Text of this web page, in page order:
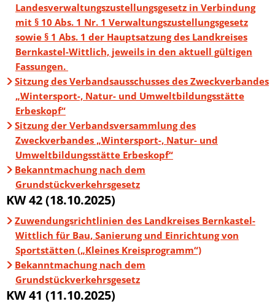
Landesverwaltungszustellungsgesetz in Verbindung
mit § 10 Abs. 1 Nr. 1 Verwaltungszustellungsgesetz
sowie § 1 Abs. 1 der Hauptsatzung des Landkreises
Bernkastel-Wittlich, jeweils in den aktuell gültigen
Fassungen.
Sitzung des Verbandsausschusses des Zweckverbandes
„Wintersport-, Natur- und Umweltbildungsstätte
Erbeskopf“
Sitzung der Verbandsversammlung des
Zweckverbandes „Wintersport-, Natur- und
Umweltbildungsstätte Erbeskopf“
Bekanntmachung nach dem
Grundstückverkehrsgesetz
KW 42 (18.10.2025)
Zuwendungsrichtlinien des Landkreises Bernkastel-
Wittlich für Bau, Sanierung und Einrichtung von
Sportstätten („Kleines Kreisprogramm“)
Bekanntmachung nach dem
Grundstückverkehrsgesetz
KW 41 (11.10.2025)